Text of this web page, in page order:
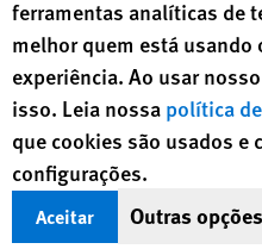
10118-3299USA|t
Human Rights Watch is a
under EIN: 13-2875808
ferramentas analíticas de
melhor quem está usando
experiência. Ao usar
isso. Leia nossa política
que cookies são usados e
configurações.
Aceitar Outras opções